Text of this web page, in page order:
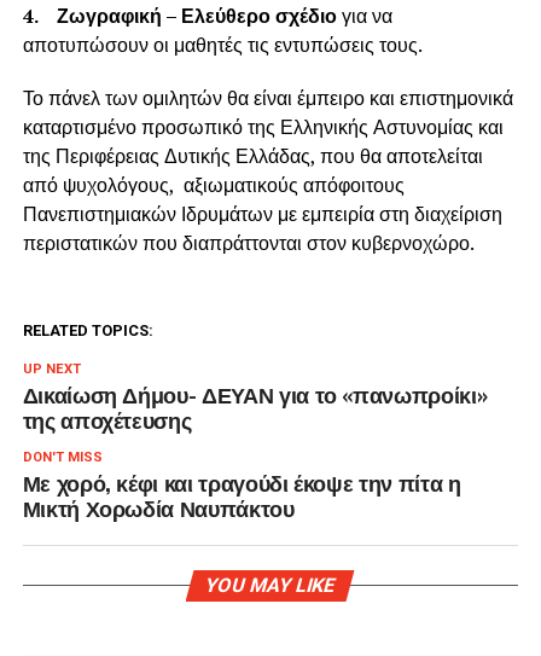
4. Ζωγραφική – Ελεύθερο σχέδιογια να
αποτυπώσουν οι μαθητές τις εντυπώσεις τους.
Το πάνελ των ομιλητών θα είναι έμπειρο και επιστημονικά
καταρτισμένο προσωπικό της Ελληνικής Αστυνομίας και
της Περιφέρειας Δυτικής Ελλάδας, που θα αποτελείται
από ψυχολόγους, αξιωματικούς απόφοιτους
Πανεπιστημιακών Ιδρυμάτων με εμπειρία στη διαχείριση
περιστατικών που διαπράττονται στον κυβερνοχώρο.
RELATED TOPICS:
UP NEXT
Δικαίωση Δήμου- ΔΕΥΑΝ για το «πανωπροίκι»
της αποχέτευσης
DON'T MISS
Με χορό, κέφι και τραγούδι έκοψε την πίτα η
Μικτή Χορωδία Ναυπάκτου
YOU MAY LIKE